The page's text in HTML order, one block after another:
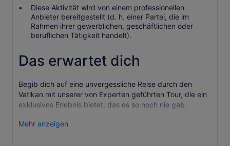
Diese Aktivität wird von einem professionellen
Anbieter bereitgestellt (d. h. einer Partei, die im
Rahmen ihrer gewerblichen, geschäftlichen oder
beruflichen Tätigkeit handelt).
Das erwartet dich
Begib dich auf eine unvergessliche Reise durch den
Vatikan mit unserer von Experten geführten Tour, die ein
exklusives Erlebnis bietet, das es so noch nie gab.
Beginne dein Abenteuer mit einem Frühstück nach
amerikanischer Art im Innenhof des Vatikans, umgeben
Mehr anzeigen